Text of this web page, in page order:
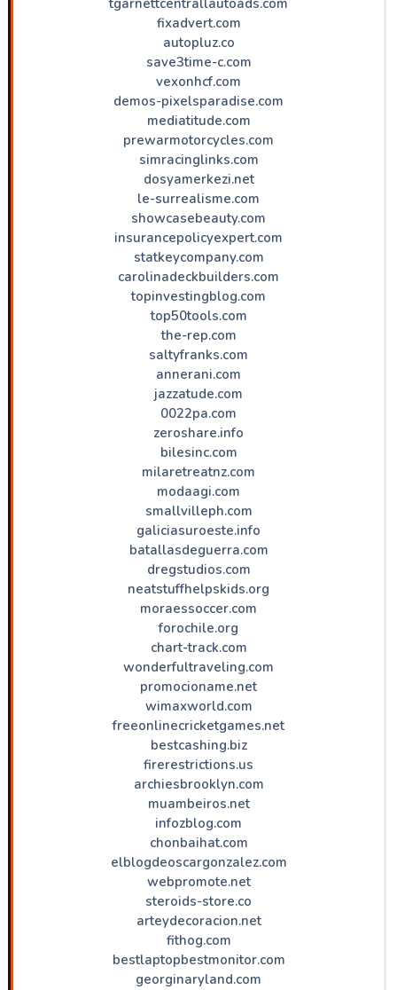
fixadvert.com
autopluz.co
save3time-c.com
vexonhcf.com
demos-pixelsparadise.com
mediatitude.com
prewarmotorcycles.com
simracinglinks.com
dosyamerkezi.net
le-surrealisme.com
showcasebeauty.com
insurancepolicyexpert.com
statkeycompany.com
carolinadeckbuilders.com
topinvestingblog.com
top50tools.com
the-rep.com
saltyfranks.com
annerani.com
jazzatude.com
0022pa.com
zeroshare.info
bilesinc.com
milaretreatnz.com
modaagi.com
smallvilleph.com
galiciasuroeste.info
batallasdeguerra.com
dregstudios.com
neatstuffhelpskids.org
moraessoccer.com
forochile.org
chart-track.com
wonderfultraveling.com
promocioname.net
wimaxworld.com
freeonlinecricketgames.net
bestcashing.biz
firerestrictions.us
archiesbrooklyn.com
muambeiros.net
infozblog.com
chonbaihat.com
elblogdeoscargonzalez.com
webpromote.net
steroids-store.co
arteydecoracion.net
fithog.com
bestlaptopbestmonitor.com
georginaryland.com